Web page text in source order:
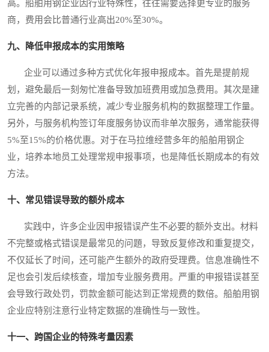
高。船舶用钢企业因行业特殊性，往往需要选择更专业的服务
商，费用会比普通行业高出20%至30%。
九、降低申报成本的实用策略
企业可以通过多种方式优化年报申报成本。首先是提前规
划，避免最后一刻匆忙准备导致加班费用或加急费用。其次是建
立完善的内部记录系统，减少专业服务机构的数据整理工作量。
另外，与服务机构签订年度服务协议而非单次服务，通常能获得
5%至15%的价格优惠。对于在马拉维经营多年的船舶用钢企
业，培养本地员工处理常规申报事项，也是降低长期成本的有效
方法。
十、常见错误导致的额外成本
实践中，许多企业因申报错误产生不必要的额外支出。材料
不完整或格式错误是最常见的问題，导致反复修改和重复提交，
不仅延长了时间，还可能产生额外的政府受理费。信息准确性不
足也会引发后续核查，增加专业服务费用。严重的申报错误甚至
会导致行政处罚，罚款金额可能达到正常规费的数倍。船舶用钢
企业应特别注意行业特定数据的准确性与一致性。
十一、跨国企业的特殊考量因素